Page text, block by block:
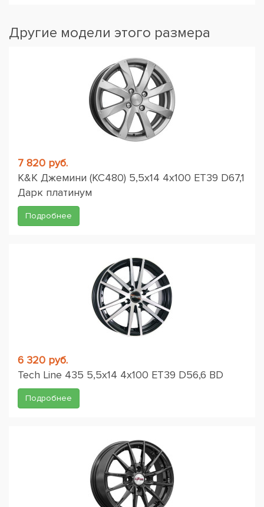
Другие модели этого размера
7 820 руб.
K&K Джемини (КС480) 5,5x14 4x100 ET39 D67,1
Дарк платинум
Подробнее
6 320 руб.
Tech Line 435 5,5x14 4x100 ET39 D56,6 BD
Подробнее